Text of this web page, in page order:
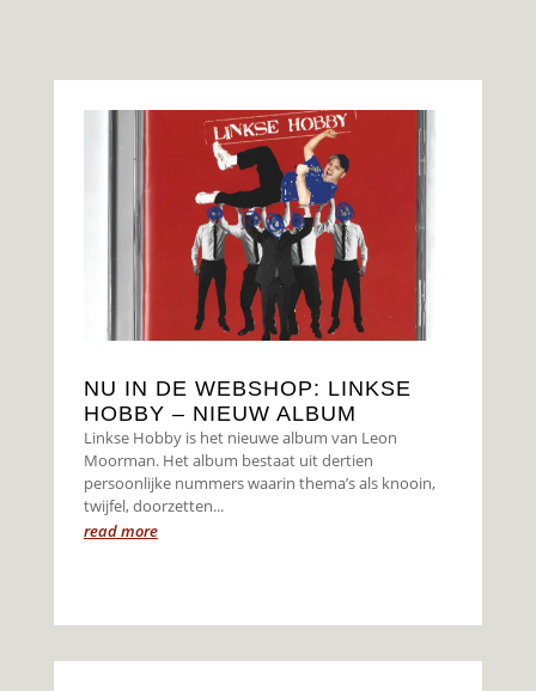
NU IN DE WEBSHOP: LINKSE
HOBBY – NIEUW ALBUM
Linkse Hobby is het nieuwe album van Leon
Moorman. Het album bestaat uit dertien
persoonlijke nummers waarin thema’s als knooin,
twijfel, doorzetten...
read more